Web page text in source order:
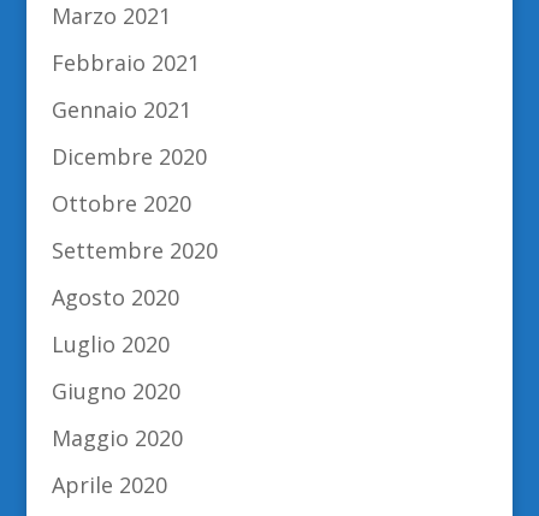
Marzo 2021
Febbraio 2021
Gennaio 2021
Dicembre 2020
Ottobre 2020
Settembre 2020
Agosto 2020
Luglio 2020
Giugno 2020
Maggio 2020
Aprile 2020